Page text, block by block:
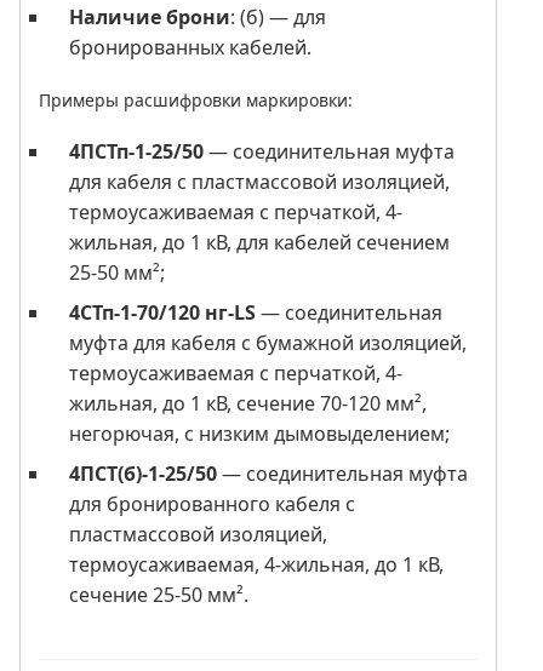
Наличие брони: (б) — для
бронированных кабелей.
Примеры расшифровки маркировки:
4ПСТп-1-25/50— соединительная муфта
для кабеля с пластмассовой изоляцией,
термоусаживаемая с перчаткой, 4-
жильная, до 1 кВ, для кабелей сечением
25-50 мм²;
4СТп-1-70/120 нг-LS— соединительная
муфта для кабеля с бумажной изоляцией,
термоусаживаемая с перчаткой, 4-
жильная, до 1 кВ, сечение 70-120 мм²,
негорючая, с низким дымовыделением;
4ПСТ(б)-1-25/50— соединительная муфта
для бронированного кабеля с
пластмассовой изоляцией,
термоусаживаемая, 4-жильная, до 1 кВ,
сечение 25-50 мм².